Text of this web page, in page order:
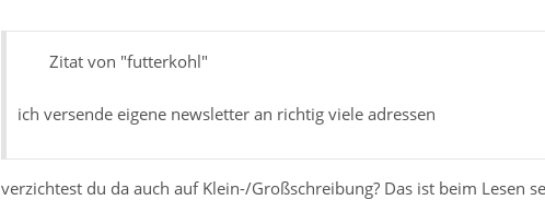
Zitat von "futterkohl"
ich versende eigene newsletter an richtig viele adressen
verzichtest du da auch auf Klein-/Großschreibung? Das ist beim